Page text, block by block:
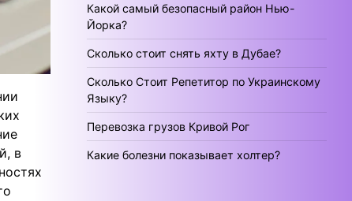
в
Какой самый безопасный район Нью-
Йорка?
Сколько стоит снять яхту в Дубае?
Сколько Стоит Репетитор по Украинскому
Языку?
Перевозка грузов Кривой Рог
Какие болезни показывает холтер?